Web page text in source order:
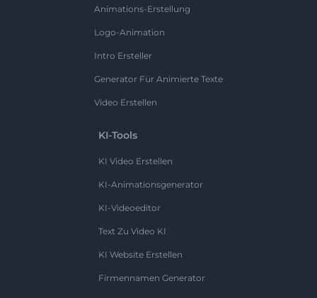
Animations-Erstellung
Logo-Animation
Intro Ersteller
Generator Für Animierte Texte
Video Erstellen
KI-Tools
KI Video Erstellen
KI-Animationsgenerator
KI-Videoeditor
Text Zu Video KI
KI Website Erstellen
Firmennamen Generator